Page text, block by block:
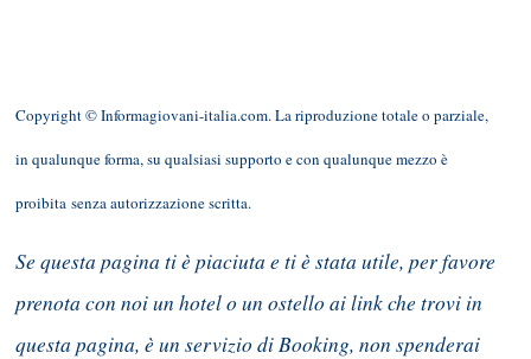
Copyright © Informagiovani-italia.com. La riproduzione totale o parziale,
in qualunque forma, su qualsiasi supporto e con qualunque mezzo è
proibita senza autorizzazione scritta.
Se questa pagina ti è piaciuta e ti è stata utile, per favore
prenota con noi un hotel o un ostello ai link che trovi in
questa pagina, è un servizio di Booking, non spenderai